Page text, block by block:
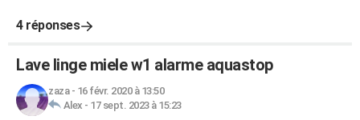
4 réponses
Lave linge miele w1 alarme aquastop
zaza- 16 févr. 2020 à 13:50
Alex - 17 sept. 2023 à 15:23